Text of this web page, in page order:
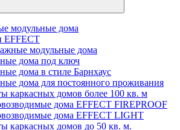
модульные дома
EFFECT
модульные дома
дома под ключ
дома в стиле Барнхаус
дома для постоянного проживания
каркасных домов более 100 кв. м
дома EFFECT FIREPROOF
дома EFFECT LIGHT
каркасных домов до 50 кв. м.